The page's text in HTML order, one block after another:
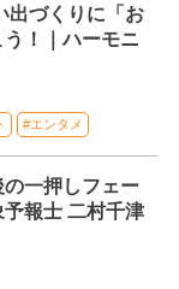
出づくりに「お
！｜ハーモニ
#エンタメ
一押しフェー
報士 二村千津